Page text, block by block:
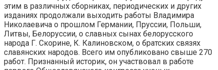
этим в различных сборниках, периодических и других
изданиях продолжали выходить работы Владимира
Николаевича о прошлом Германии, Пруссии, Польши,
Литвы, Белоруссии, о славных сынах белорусского
народа Г. Скорине, К. Калиновском, о братских связях
славянских народов. Всего им опубликовано свыше 270
работ. Признанный историк, он участвовал в работе